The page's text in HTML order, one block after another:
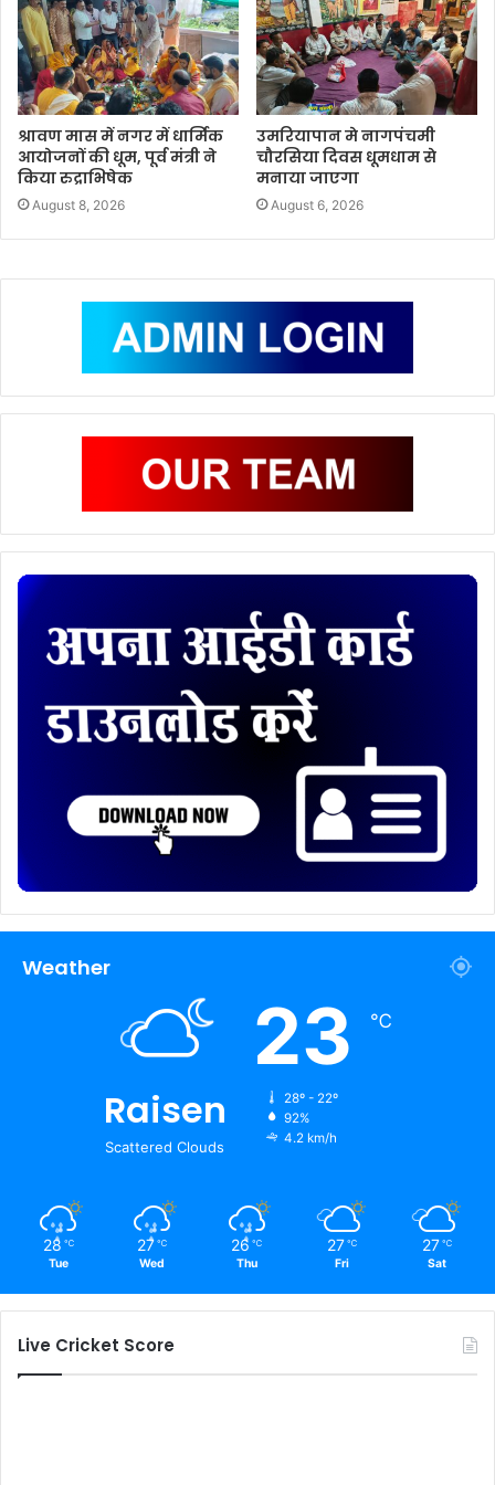
श्रावण मास में नगर में धार्मिक
आयोजनों की धूम, पूर्व मंत्री ने
किया रुद्राभिषेक
August 8, 2026
उमरियापान मे नागपंचमी
चौरसिया दिवस धूमधाम से
मनाया जाएगा
August 6, 2026
Weather
Raisen
Scattered Clouds
23 ℃
28º - 22º
92%
4.2 km/h
28 ℃
Tue
27 ℃
Wed
26 ℃
Thu
27 ℃
Fri
27 ℃
Sat
Live Cricket Score